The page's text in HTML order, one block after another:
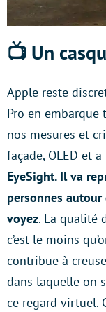
📺 Un
Apple reste
Pro en
nos mesures et
façade, OLED et
EyeSight. Il va
personnes
voyez. La qualité
c’est le moins
contribue à
dans laquelle on
ce regard virtuel.